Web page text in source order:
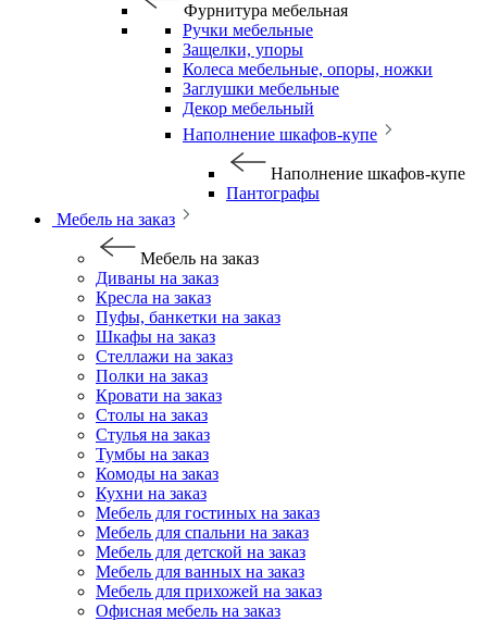
Фурнитура мебельная
Ручки мебельные
Защелки, упоры
Колеса мебельные, опоры, ножки
Заглушки мебельные
Декор мебельный
Наполнение шкафов-купе
Наполнение шкафов-купе
Пантографы
Мебель на заказ
Мебель на заказ
Диваны на заказ
Кресла на заказ
Пуфы, банкетки на заказ
Шкафы на заказ
Стеллажи на заказ
Полки на заказ
Кровати на заказ
Столы на заказ
Стулья на заказ
Тумбы на заказ
Комоды на заказ
Кухни на заказ
Мебель для гостиных на заказ
Мебель для спальни на заказ
Мебель для детской на заказ
Мебель для ванных на заказ
Мебель для прихожей на заказ
Офисная мебель на заказ